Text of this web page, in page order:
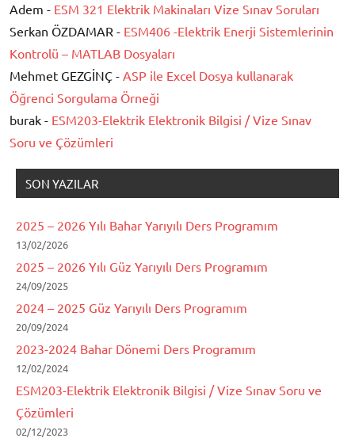
Adem - ESM 321 Elektrik Makinaları Vize Sınav Soruları
Serkan ÖZDAMAR - ESM406 -Elektrik Enerji Sistemlerinin
Kontrolü – MATLAB Dosyaları
Mehmet GEZGİNÇ - ASP ile Excel Dosya kullanarak
Öğrenci Sorgulama Örneği
burak - ESM203-Elektrik Elektronik Bilgisi / Vize Sınav
Soru ve Çözümleri
SON YAZILAR
2025 – 2026 Yılı Bahar Yarıyılı Ders Programım
13/02/2026
2025 – 2026 Yılı Güz Yarıyılı Ders Programım
24/09/2025
2024 – 2025 Güz Yarıyılı Ders Programım
20/09/2024
2023-2024 Bahar Dönemi Ders Programım
12/02/2024
ESM203-Elektrik Elektronik Bilgisi / Vize Sınav Soru ve
Çözümleri
02/12/2023